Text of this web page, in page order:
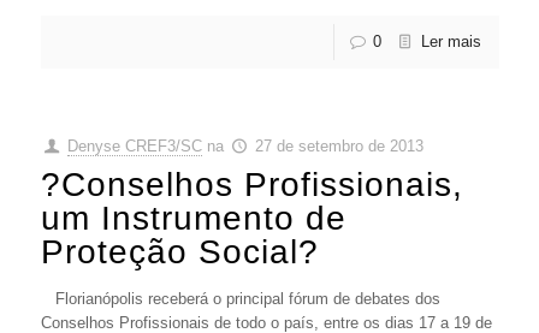
0 Ler mais
Denyse CREF3/SC na 27 de setembro de 2013
?Conselhos Profissionais,
um Instrumento de
Proteção Social?
Florianópolis receberá o principal fórum de debates dos
Conselhos Profissionais de todo o país, entre os dias 17 a 19 de